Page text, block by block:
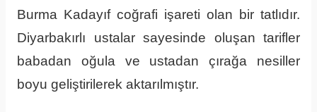
Burma Kadayıf coğrafi işareti olan bir tatlıdır.
Diyarbakırlı ustalar sayesinde oluşan tarifler
babadan oğula ve ustadan çırağa nesiller
boyu geliştirilerek aktarılmıştır.